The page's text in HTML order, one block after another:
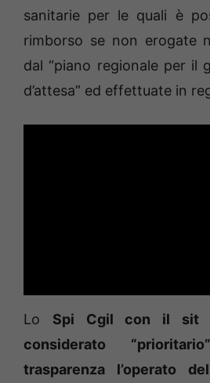
sanitarie per le quali è
rimborso se non erogate
dal “piano regionale per il
d’attesa” ed effettuate in
Lo Spi Cgil con il sit
considerato
trasparenza l’operato